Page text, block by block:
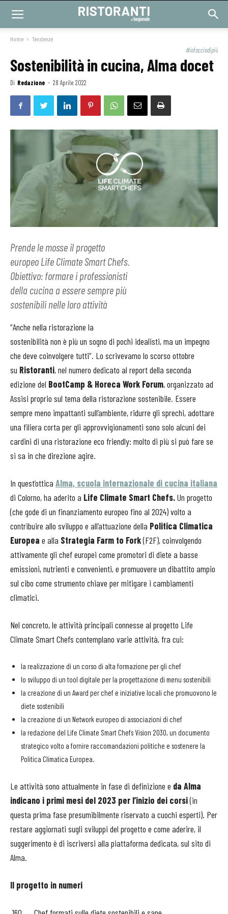
Home Tendenze
#iofacciodipiù
Sostenibilità in cucina, Alma docet
Di Redazione - 28 Aprile 2022
Prende le mosse il progetto
europeo Life Climate Smart Chefs.
Obiettivo: formare i professionisti
della cucina a essere sempre più
sostenibili nelle loro attività
“Anche nella ristorazione la
sostenibilità non è più un sogno di pochi idealisti, ma un impegno
che deve coinvolgere tutti”. Lo scrivevamo lo scorso ottobre
su Ristoranti, nel numero dedicato al report della seconda
edizione del BootCamp & Horeca Work Forum, organizzato ad
Assisi proprio sul tema della ristorazione sostenibile. Essere
sempre meno impattanti sull’ambiente, ridurre gli sprechi, adottare
una filiera corta per gli approvvigionamenti sono solo alcuni dei
cardini di una ristorazione eco friendly: molto di più si può fare se
si sa in che direzione agire.
In quest’ottica Alma, scuola internazionale di cucina italiana
di Colorno, ha aderito a Life Climate Smart Chefs.Un progetto
(che gode di un finanziamento europeo fino al 2024) volto a
contribuire allo sviluppo e all’attuazione della Politica Climatica
Europea e alla Strategia Farm to Fork(F2F), coinvolgendo
attivamente gli chef europei come promotori di diete a basse
emissioni, nutrienti e convenienti, e promuovere un dibattito ampio
sul cibo come strumento chiave per mitigare i cambiamenti
climatici.
Nel concreto, le attività principali connesse al progetto Life
Climate Smart Chefs contemplano varie attività, fra cui:
la realizzazione di un corso di alta formazione per gli chef
lo sviluppo di un tool digitale per la progettazione di menu sostenibili
la creazione di un Award per chef e iniziative locali che promuovono le
diete sostenibili
la creazione di un Network europeo di associazioni di chef
la redazione del Life Climate Smart Chefs Vision 2030, un documento
strategico volto a fornire raccomandazioni politiche e sostenere la
Politica Climatica Europea.
Le attività sono attualmente in fase di definizione e da Alma
indicano i primi mesi del 2023 per l’inizio dei corsi(in
questa prima fase presumibilmente riservato a cuochi esperti). Per
restare aggiornati sugli sviluppi del progetto e come aderire, il
suggerimento è di iscriversi alla piattaforma dedicata, sul sito di
Alma.
Il progetto in numeri